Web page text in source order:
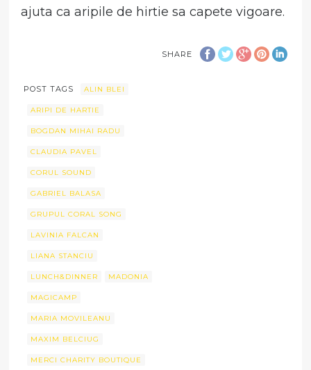
ajuta ca aripile de hirtie sa capete vigoare.
SHARE
POST TAGS ALIN BLEI
ARIPI DE HARTIE
BOGDAN MIHAI RADU
CLAUDIA PAVEL
CORUL SOUND
GABRIEL BALASA
GRUPUL CORAL SONG
LAVINIA FALCAN
LIANA STANCIU
LUNCH&DINNER MADONIA
MAGICAMP
MARIA MOVILEANU
MAXIM BELCIUG
MERCI CHARITY BOUTIQUE